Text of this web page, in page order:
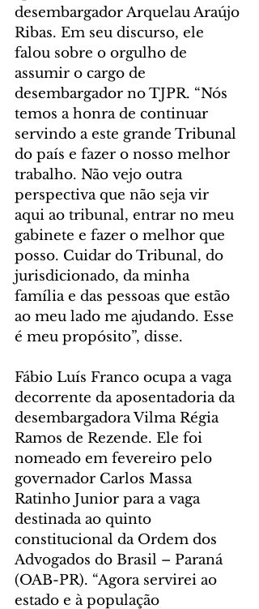
desembargador Arquelau Araújo
Ribas. Em seu discurso, ele
falou sobre o orgulho de
assumir o cargo de
desembargador no TJPR. “Nós
temos a honra de continuar
servindo a este grande Tribunal
do país e fazer o nosso melhor
trabalho. Não vejo outra
perspectiva que não seja vir
aqui ao tribunal, entrar no meu
gabinete e fazer o melhor que
posso. Cuidar do Tribunal, do
jurisdicionado, da minha
família e das pessoas que estão
ao meu lado me ajudando. Esse
é meu propósito”, disse.
Fábio Luís Franco ocupa a vaga
decorrente da aposentadoria da
desembargadora Vilma Régia
Ramos de Rezende. Ele foi
nomeado em fevereiro pelo
governador Carlos Massa
Ratinho Junior para a vaga
destinada ao quinto
constitucional da Ordem dos
Advogados do Brasil – Paraná
(OAB-PR). “Agora servirei ao
estado e à população